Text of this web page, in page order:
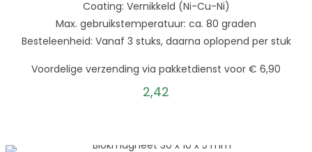
Coating: Vernikkeld (Ni-Cu-Ni)
Max. gebruikstemperatuur: ca. 80 graden
Besteleenheid: Vanaf 3 stuks, daarna oplopend per stuk
Voordelige verzending via pakketdienst voor € 6,90
2,42